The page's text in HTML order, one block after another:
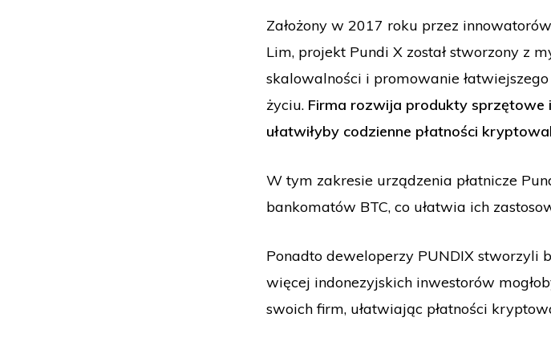
Założony w 2017 roku przez
Lim, projekt Pundi X został stworzony z
skalowalności i promowanie
życiu. Firma rozwija produkty
ułatwiłyby codzienne płatności
W tym zakresie urządzenia płatnicze
bankomatów BTC, co ułatwia ich
Ponadto deweloperzy PUNDIX stworzyli
więcej indonezyjskich inwestorów
swoich firm, ułatwiając płatności